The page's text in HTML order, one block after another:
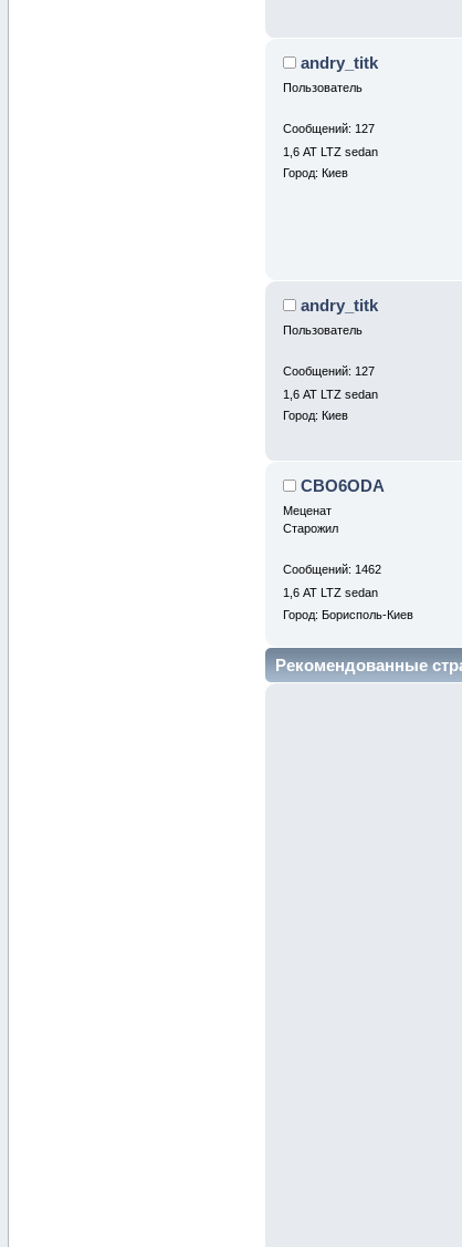
andry_titk
Пользователь
Сообщений: 127
1,6 АТ LTZ sedan
Город: Киев
andry_titk
Пользователь
Сообщений: 127
1,6 АТ LTZ sedan
Город: Киев
CBO6ODA
Меценат
Старожил
Сообщений: 1462
1,6 АТ LTZ sedan
Город: Борисполь-Киев
Рекомендованные